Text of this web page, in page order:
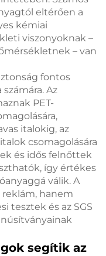
eltérően a
kémiai
viszonyoknak –
– van
fontos
Az
PET-
italokig, az
csomagolására
és idős felnőttek
így értékes
válik. A
reklám, hanem
tesztek és az SGS
segítik az